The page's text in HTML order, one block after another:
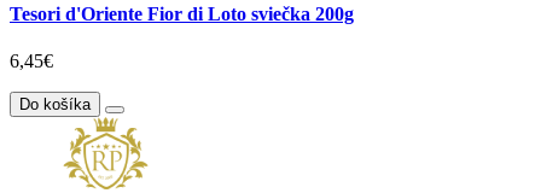
Tesori d'Oriente Fior di Loto sviečka 200g
6,45€
Do košíka